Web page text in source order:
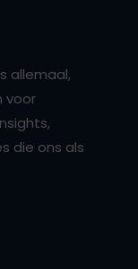
allemaal,
voor
die ons als